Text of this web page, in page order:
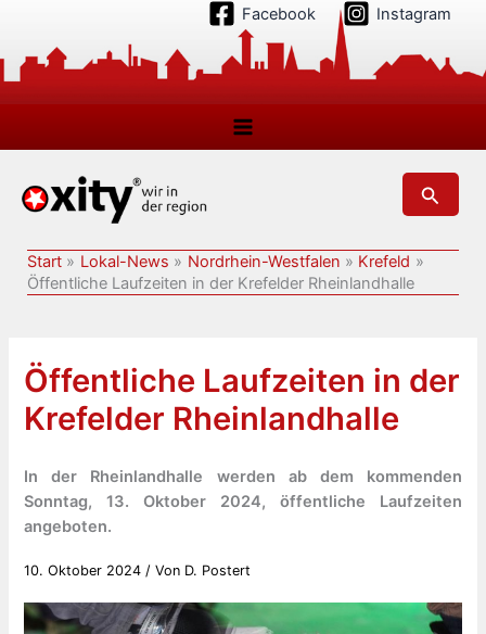
springen
Facebook Instagram
Suchen
Start Lokal-News Nordrhein-Westfalen
Krefeld
Öffentliche Laufzeiten in der Krefelder Rheinlandhalle
Öffentliche Laufzeiten in der
Krefelder Rheinlandhalle
In der Rheinlandhalle werden ab dem kommenden
Sonntag, 13. Oktober 2024, öffentliche Laufzeiten
angeboten.
10. Oktober 2024 / Von D. Postert